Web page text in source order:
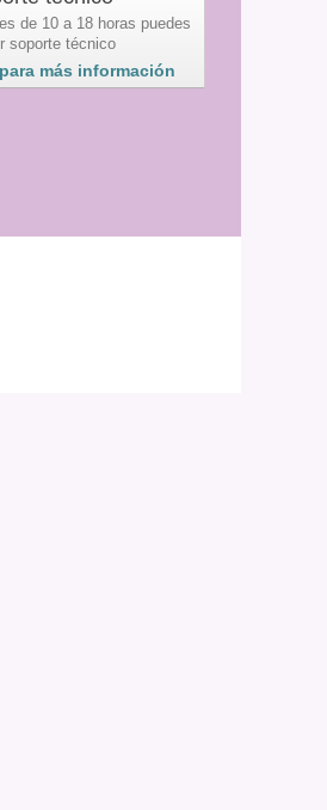
de 10 a 18 horas puedes
soporte técnico
más información